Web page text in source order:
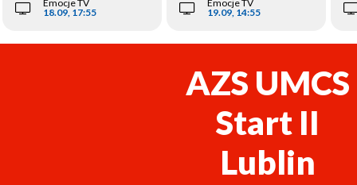
Emocje TV
18.09, 17:55
Emocje TV
19.09, 14:55
AZS UMCS
Start II
Lublin